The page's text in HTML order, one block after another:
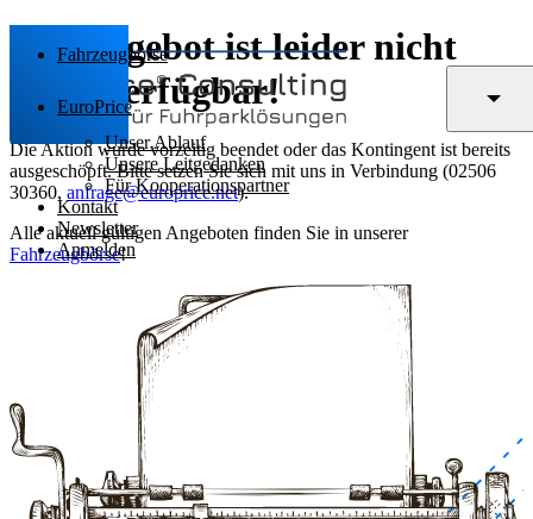
Fahrzeugbörse
EuroPrice
Unser Ablauf
Unsere Leitgedanken
Für Kooperationspartner
Kontakt
Newsletter
Anmelden
Das Angebot ist leider nicht
mehr verfügbar!
Die Aktion wurde vorzeitig beendet oder das Kontingent ist bereits
ausgeschöpft. Bitte setzen Sie sich mit uns in Verbindung (02506
30360, anfrage@europrice.net).
Alle aktuell gültigen Angeboten finden Sie in unserer
Fahrzeugbörse!